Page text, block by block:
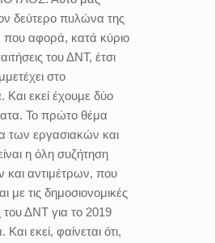
δεύτερο πυλώνα της
αφορά, κατά κύριο
του ΔΝΤ, έτσι
στο
εκεί έχουμε δύο
Το πρώτο θέμα
των εργασιακών και
η όλη συζήτηση
και αντιμέτρων, που
με τις δημοσιονομικές
του ΔΝΤ για το 2019
Και εκεί, φαίνεται ότι,